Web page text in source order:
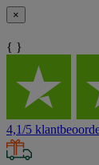
×
{ }
4,1/5